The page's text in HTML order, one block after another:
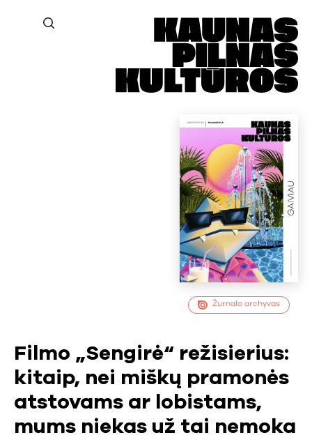
Žurnalo archyvas
Filmo „Sengirė“ režisierius:
kitaip, nei miškų pramonės
atstovams ar lobistams,
mums niekas už tai nemoka